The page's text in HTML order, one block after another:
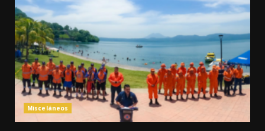
Misceláneos